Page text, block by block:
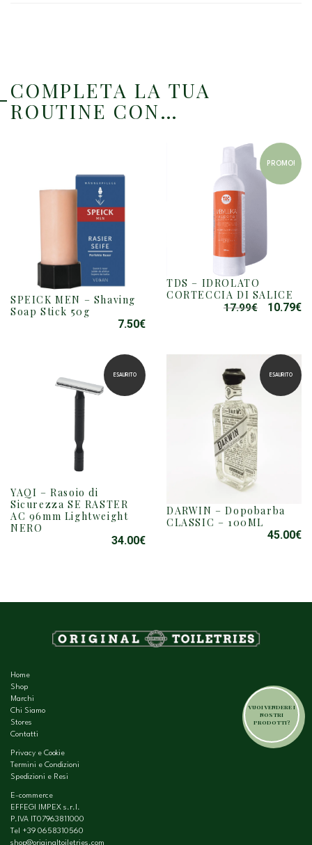
COMPLETA LA TUA
ROUTINE CON…
SPEICK MEN – Shaving
Soap Stick 50g
7.50€
PROMO!
TDS – IDROLATO
CORTECCIA DI SALICE
17.99€
IL
ERA:
17.99€.
10.79€IL
ESAURITO
YAQI – Rasoio di
Sicurezza SE RASTER
AC 96mm Lightweight
NERO
34.00€
ESAURITO
DARWIN – Dopobarba
CLASSIC – 100ML
45.00€
VUOI VENDERE I
NOSTRI
PRODOTTI?
Home
Shop
Marchi
Chi Siamo
Stores
Contatti
Privacy e Cookie
Termini e Condizioni
Spedizioni e Resi
E-commerce
EFFEGI IMPEX s.r.l.
P.IVA IT07963811000
Tel +39 0658310560
shop@originaltoiletries.com